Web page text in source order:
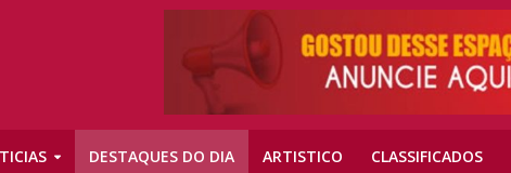
DESTAQUES DO DIA ARTISTICO CLASSIFICADOS